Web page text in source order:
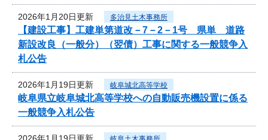
2026年1月20日更新 多治見土木事務所
【建設工事】工建単第道改－7－2－1号 県単 道路
新設改良（一般分）（翌債）工事に関する一般競争入
札公告
2026年1月19日更新 岐阜城北高等学校
岐阜県立岐阜城北高等学校への自動販売機設置に係る
一般競争入札公告